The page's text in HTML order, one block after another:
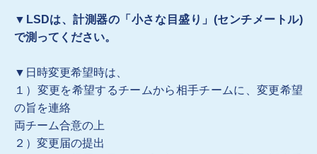
▼ LSDは、計測器の「小さな目盛り」(センチメートル)
で測ってください。
▼日時変更希望時は、
１）変更を希望するチームから相手チームに、変更希望
の旨を連絡
両チーム合意の上
２）変更届の提出